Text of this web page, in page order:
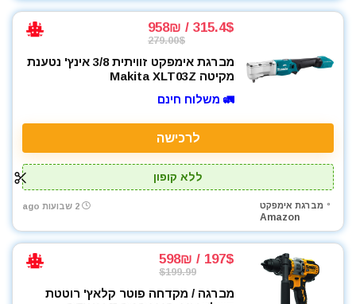
פלאיירים וצבתות
פנסים ותאורה
קומבו 6 כלים
קומבו מברגות
קונגו / פטיש חציבה
ראטצ'ט נטען
ראטצ'ט נטען / חשמלי
רתכות
315.4$ / 958₪
279.00$
מברגת אימפקט זוויתית 3/8 אינץ' נטענת
מקיטה Makita XLT03Z
🚛 משלוח חינם
לרכישה
ללא קופון
מברגת אימפקט
Amazon
2 שבועות ago
197$ / 598₪
$199.99
מברגה / מקדחה פוטר קלאץ' רוטטת